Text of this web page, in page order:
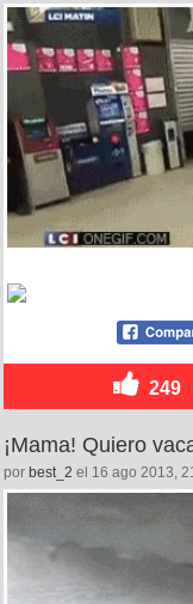
249
¡Mama! Quiero
por best_2 el 16 ago 2013,